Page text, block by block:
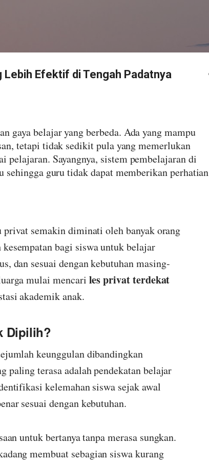
Lebih Efektif di Tengah Padatnya
gaya belajar yang berbeda. Ada yang mampu
tetapi tidak sedikit pula yang memerlukan
pelajaran. Sayangnya, sistem pembelajaran di
guru tidak dapat memberikan perhatian
semakin diminati oleh banyak orang
bagi siswa untuk belajar
dan sesuai dengan kebutuhan masing-
mulai mencari les privat terdekat
akademik anak.
Dipilih?
keunggulan dibandingkan
paling terasa adalah pendekatan belajar
kelemahan siswa sejak awal
sesuai dengan kebutuhan.
untuk bertanya tanpa merasa sungkan.
membuat sebagian siswa kurang